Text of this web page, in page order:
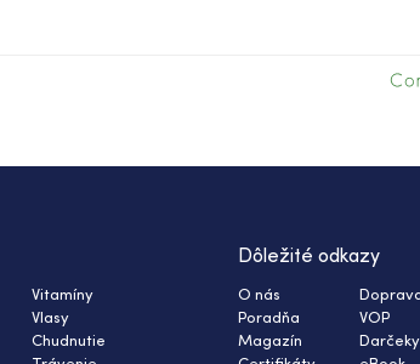
Vitamíny
Vlasy
Chudnutie
Dôležité odkazy
O nás
Poradňa
Magazín
VOP
Darčeky